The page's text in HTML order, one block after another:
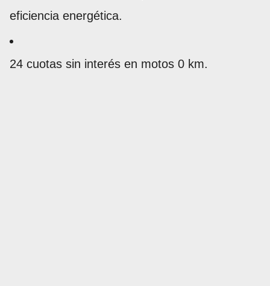
eficiencia energética.
24 cuotas sin interés en motos 0 km.